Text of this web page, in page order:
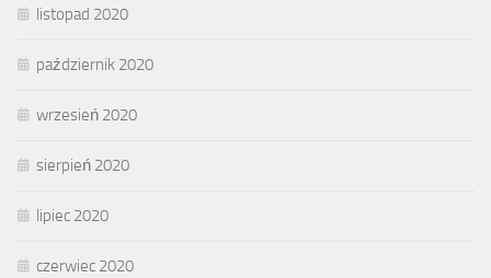
listopad 2020
październik 2020
wrzesień 2020
sierpień 2020
lipiec 2020
czerwiec 2020